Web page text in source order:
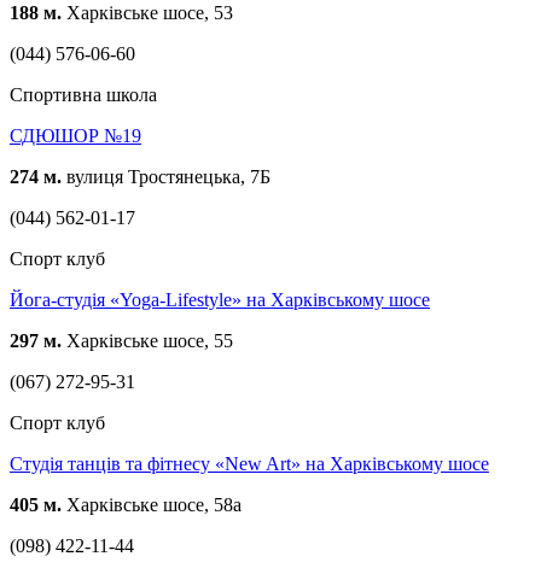
188 м. Харківське шосе, 53
(044) 576-06-60
Спортивна школа
СДЮШОР №19
274 м. вулиця Тростянецька, 7Б
(044) 562-01-17
Спорт клуб
Йога-студія «Yoga-Lifestyle» на Харківському шосе
297 м. Харківське шосе, 55
(067) 272-95-31
Спорт клуб
Студія танців та фітнесу «New Art» на Харківському шосе
405 м. Харківське шосе, 58а
(098) 422-11-44